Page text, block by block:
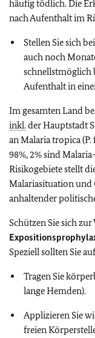
häufig tödlich. Die
nach Aufenthalt im
Stellen Sie sich
auch noch
schnellstmöglich
Aufenthalt in
Im gesamten Land
inkl.der Hauptstadt
an Malaria tropica
98%, 2% sind
Risikogebiete stellt
Malariasituation und
anhaltender
Schützen Sie sich
Speziell sollten Sie
Tragen Sie
lange Hemden).
Applizieren Sie
freien